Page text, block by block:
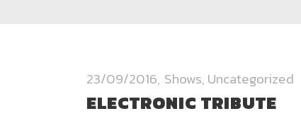
23/09/2016 Shows, Uncategorized
ELECTRONIC TRIBUTE